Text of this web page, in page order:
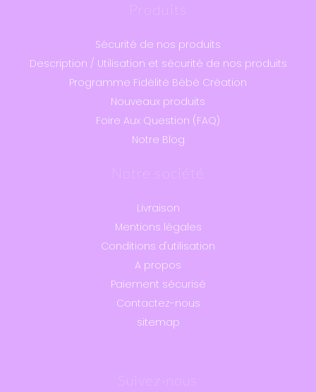
Produits
Sécurité de nos produits
Description / Utilisation et sécurité de nos produits
Programme Fidélité Bébé Création
Nouveaux produits
Foire Aux Question (FAQ)
Notre Blog
Notre société
Livraison
Mentions légales
Conditions d'utilisation
A propos
Paiement sécurisé
Contactez-nous
sitemap
Suivez-nous